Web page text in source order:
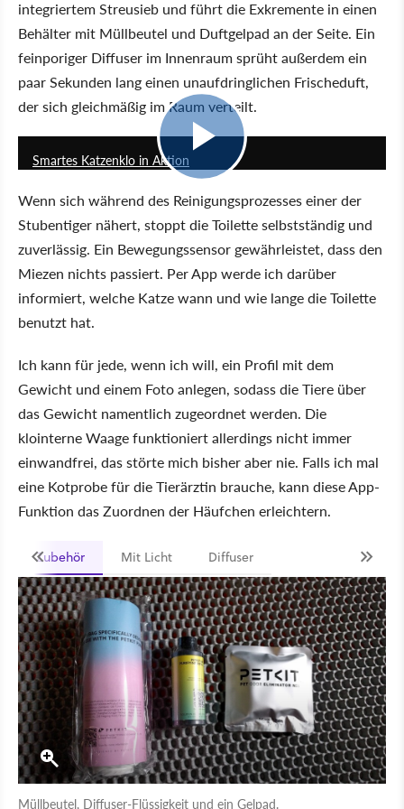
integriertem Streusieb und führt die Exkremente in einen
Behälter mit Müllbeutel und Duftgelpad an der Seite. Ein
feinporiger Diffuser im Innenraum sprüht außerdem ein
paar Sekunden lang einen unaufdringlichen Frischeduft,
der sich gleichmäßig im Raum verteilt.
Smartes Katzenklo in Aktion
Wenn sich während des Reinigungsprozesses einer der
Stubentiger nähert, stoppt die Toilette selbstständig und
zuverlässig. Ein Bewegungssensor gewährleistet, dass den
Miezen nichts passiert. Per App werde ich darüber
informiert, welche Katze wann und wie lange die Toilette
benutzt hat.
Ich kann für jede, wenn ich will, ein Profil mit dem
Gewicht und einem Foto anlegen, sodass die Tiere über
das Gewicht namentlich zugeordnet werden. Die
klointerne Waage funktioniert allerdings nicht immer
einwandfrei, das störte mich bisher aber nie. Falls ich mal
eine Kotprobe für die Tierärztin brauche, kann diese App-
Funktion das Zuordnen der Häufchen erleichtern.
Zubehör Mit Licht Diffuser
Müllbeutel, Diffuser-Flüssigkeit und ein Gelpad.